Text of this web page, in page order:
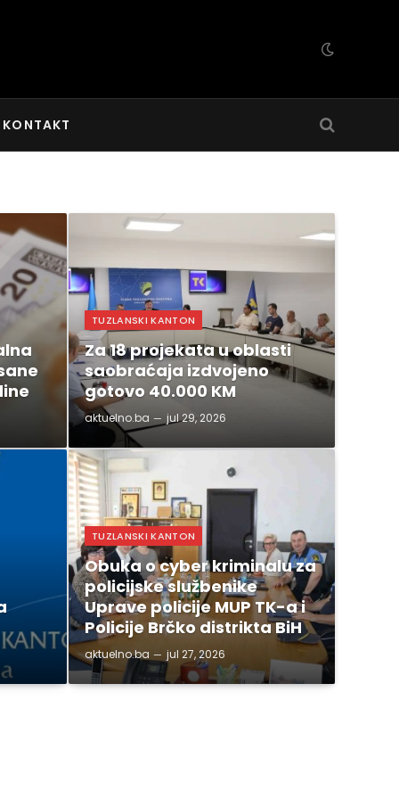
KONTAKT
TUZLANSKI KANTON
Za 18 projekata u oblasti
saobraćaja izdvojeno
gotovo 40.000 KM
aktuelno.ba jul 29, 2026
TUZLANSKI KANTON
Obuka o cyber kriminalu za
policijske službenike
Uprave policije MUP TK-a i
Policije Brčko distrikta BiH
aktuelno.ba jul 27, 2026